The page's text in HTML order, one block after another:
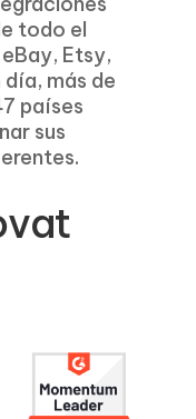
todo el
Etsy,
más de
países
sus